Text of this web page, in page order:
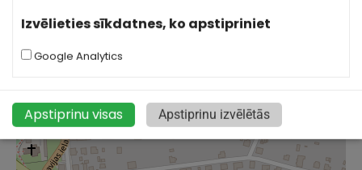
Izvēlieties sīkdatnes, ko apstipriniet
Google Analytics
Apstiprinu visas Apstiprinu izvēlētās